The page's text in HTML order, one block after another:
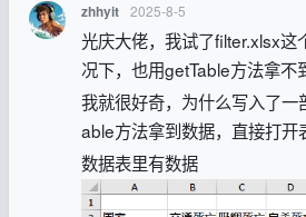
zhhyit 2025-8-5
光庆大佬，我试了filter.xlsx这
况下，也用getTable方法拿不
我就很好奇，为什么写入了
able方法拿到数据，直接打开
数据表里有数据